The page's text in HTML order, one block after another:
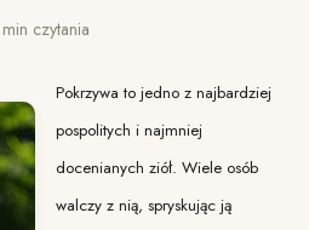
czytania
Pokrzywa to jedno z najbardziej
pospolitych i najmniej
docenianych ziół. Wiele osób
walczy z nią, spryskując ją